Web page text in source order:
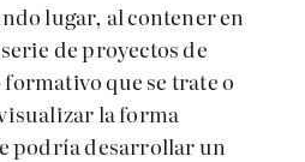
lugar, al contener en
de proyectos de
que se trate o
la forma
podría desarrollar un